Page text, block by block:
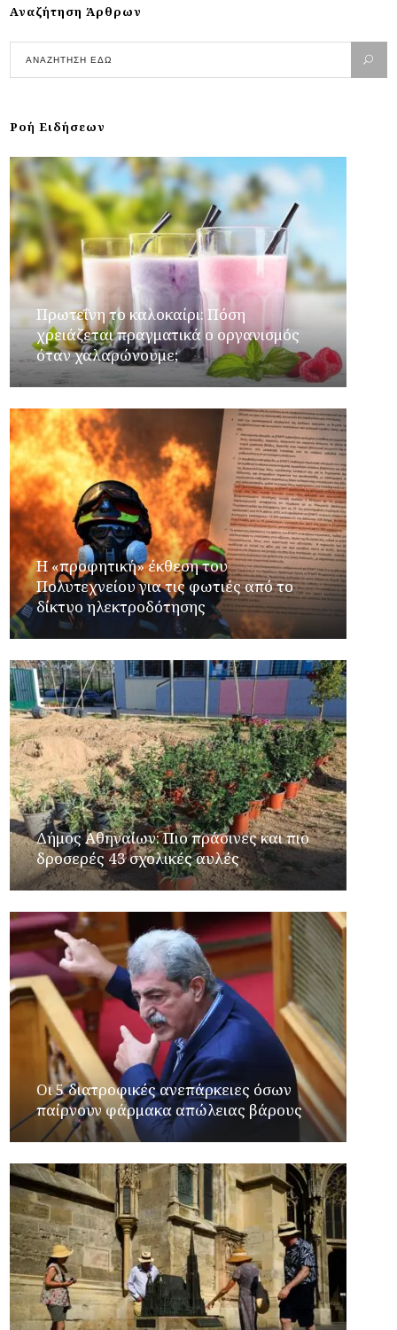
Αναζήτηση Άρθρων
Ροή Ειδήσεων
Πρωτεΐνη το καλοκαίρι: Πόση
χρειάζεται πραγματικά ο οργανισμός
όταν χαλαρώνουμε;
Η «προφητική» έκθεση του
Πολυτεχνείου για τις φωτιές από το
δίκτυο ηλεκτροδότησης
Δήμος Αθηναίων: Πιο πράσινες και πιο
δροσερές 43 σχολικές αυλές
Οι 5 διατροφικές ανεπάρκειες όσων
παίρνουν φάρμακα απώλειας βάρους